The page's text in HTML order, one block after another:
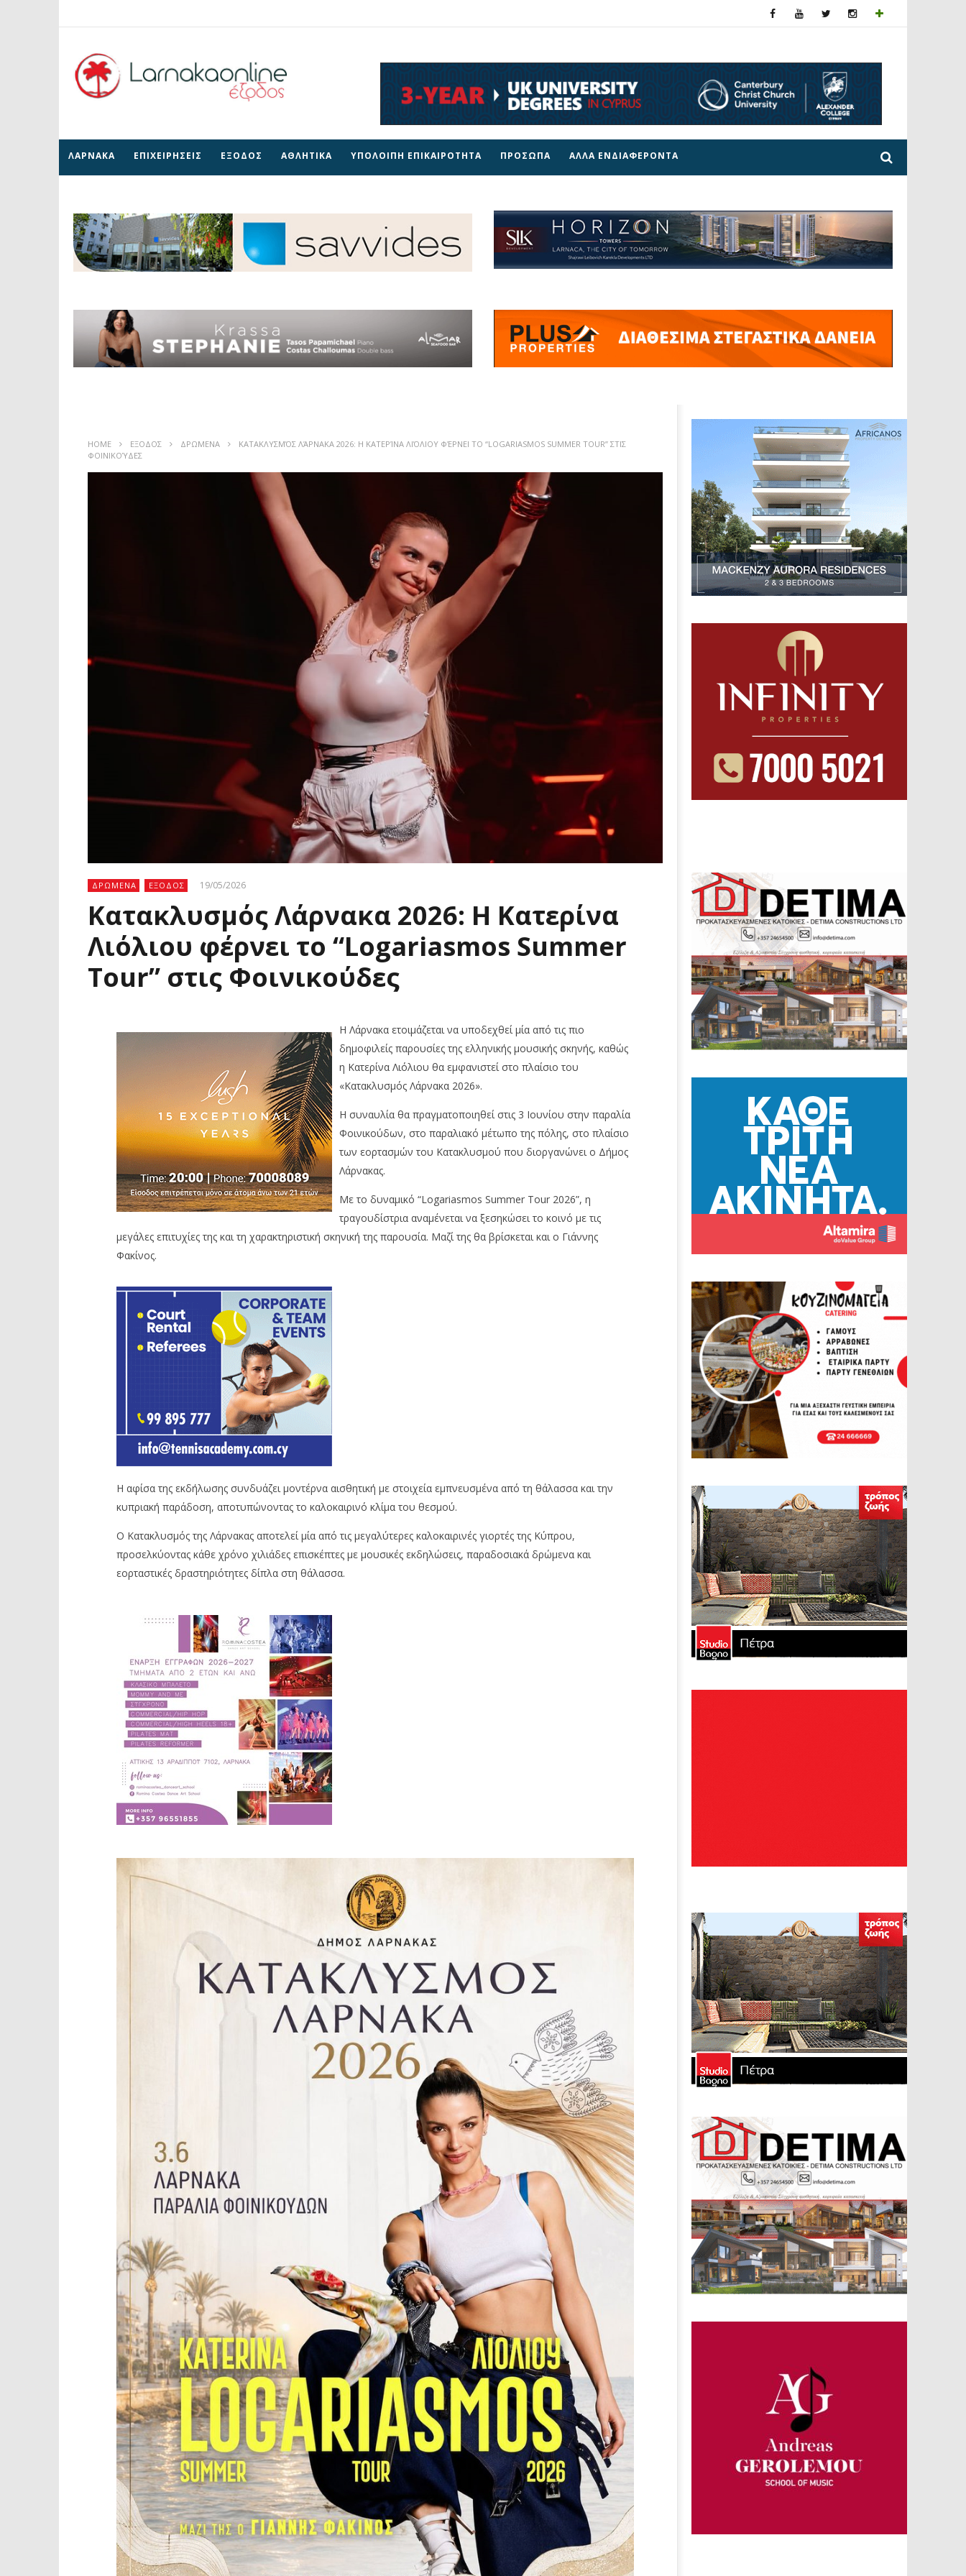
ΛΑΡΝΑΚΑ ΕΠΙΧΕΙΡΗΣΕΙΣ ΕΞΟΔΟΣ ΑΘΛΗΤΙΚΑ ΥΠΟΛΟΙΠΗ ΕΠΙΚΑΙΡΟΤΗΤΑ ΠΡΟΣΩΠΑ ΑΛΛΑ ΕΝΔΙΑΦΕΡΟΝΤΑ
HOME ΕΞΟΔΟΣ ΔΡΩΜΕΝΑ
ΚΑΤΑΚΛΥΣΜΌΣ ΛΆΡΝΑΚΑ 2026: Η ΚΑΤΕΡΊΝΑ ΛΙΌΛΙΟΥ ΦΈΡΝΕΙ ΤΟ “LOGARIASMOS SUMMER TOUR” ΣΤΙΣ
ΦΟΙΝΙΚΟΎΔΕΣ
ΔΡΩΜΕΝΑ ΕΞΟΔΟΣ 19/05/2026
Κατακλυσμός Λάρνακα 2026: Η Κατερίνα
Λιόλιου φέρνει το “Logariasmos Summer
Tour” στις Φοινικούδες
Η Λάρνακα ετοιμάζεται να υποδεχθεί μία από τις πιο
δημοφιλείς παρουσίες της ελληνικής μουσικής σκηνής, καθώς
η Κατερίνα Λιόλιου θα εμφανιστεί στο πλαίσιο του
«Κατακλυσμός Λάρνακα 2026».
Η συναυλία θα πραγματοποιηθεί στις 3 Ιουνίου στην παραλία
Φοινικούδων, στο παραλιακό μέτωπο της πόλης, στο πλαίσιο
των εορτασμών του Κατακλυσμού που διοργανώνει ο Δήμος
Λάρνακας.
Με το δυναμικό “Logariasmos Summer Tour 2026”, η
τραγουδίστρια αναμένεται να ξεσηκώσει το κοινό με τις
μεγάλες επιτυχίες της και τη χαρακτηριστική σκηνική της παρουσία. Μαζί της θα βρίσκεται και ο Γιάννης
Φακίνος.
Η αφίσα της εκδήλωσης συνδυάζει μοντέρνα αισθητική με στοιχεία εμπνευσμένα από τη θάλασσα και την
κυπριακή παράδοση, αποτυπώνοντας το καλοκαιρινό κλίμα του θεσμού.
Ο Κατακλυσμός της Λάρνακας αποτελεί μία από τις μεγαλύτερες καλοκαιρινές γιορτές της Κύπρου,
προσελκύοντας κάθε χρόνο χιλιάδες επισκέπτες με μουσικές εκδηλώσεις, παραδοσιακά δρώμενα και
εορταστικές δραστηριότητες δίπλα στη θάλασσα.